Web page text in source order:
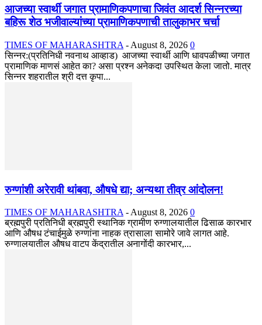
आजच्या स्वार्थी जगात प्रामाणिकपणाचा जिवंत आदर्श सिन्नरच्या
बहिरू शेठ भजीवाल्यांच्या प्रामाणिकपणाची तालुकाभर चर्चा
TIMES OF MAHARASHTRA - August 8, 2026 0
सिन्नर:(प्रतिनिधी नवनाथ आव्हाड) आजच्या स्वार्थी आणि धावपळीच्या जगात
प्रामाणिक माणसं आहेत का? असा प्रश्न अनेकदा उपस्थित केला जातो. मात्र
सिन्नर शहरातील श्री दत्त कृपा...
रुग्णांशी अरेरावी थांबवा, औषधे द्या; अन्यथा तीव्र आंदोलन!
TIMES OF MAHARASHTRA - August 8, 2026 0
ब्रह्मपुरी प्रतिनिधी ब्रह्मपुरी स्थानिक ग्रामीण रुग्णालयातील ढिसाळ कारभार
आणि औषध टंचाईमुळे रुग्णांना नाहक त्रासाला सामोरे जावे लागत आहे.
रुग्णालयातील औषध वाटप केंद्रातील अनागोंदी कारभार,...